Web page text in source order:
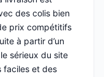
des colis bien
prix compétitifs
à partir d’un
sérieux du site
faciles et des